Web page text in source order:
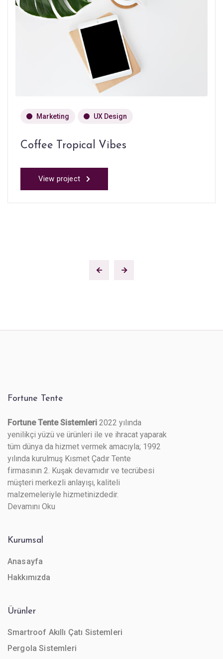
Marketing UX Design
Coffee Tropical Vibes
View project
Fortune Tente
Fortune Tente Sistemleri 2022 yılında
yenilikçi yüzü ve ürünleri ile ve ihracat yaparak
tüm dünya da hizmet vermek amacıyla; 1992
yılında kurulmuş Kısmet Çadır Tente
firmasının 2. Kuşak devamıdır ve tecrübesi
müşteri merkezli anlayışı, kaliteli
malzemeleriyle hizmetinizdedir.
Devamını Oku
Kurumsal
Anasayfa
Hakkımızda
Ürünler
Smartroof Akıllı Çatı Sistemleri
Pergola Sistemleri